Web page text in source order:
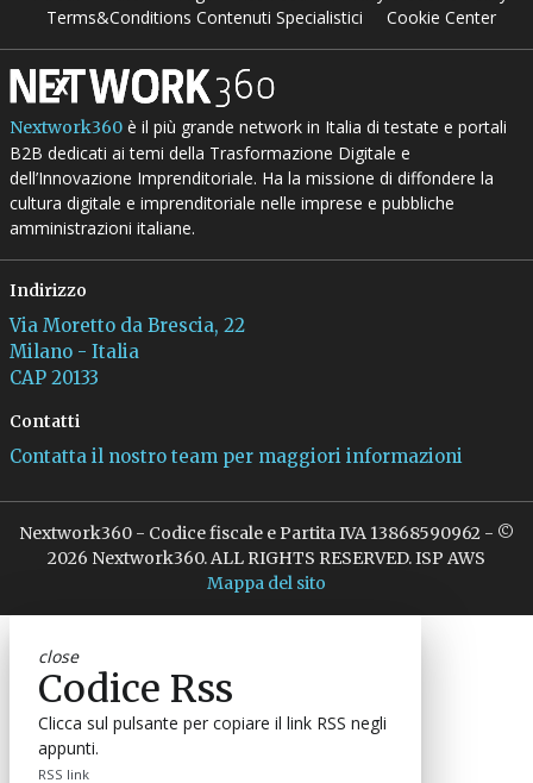
Terms&Conditions Contenuti Specialistici
Cookie Center
Nextwork360è il più grande network in Italia di testate e portali
B2B dedicati ai temi della Trasformazione Digitale e
dell’Innovazione Imprenditoriale. Ha la missione di diffondere la
cultura digitale e imprenditoriale nelle imprese e pubbliche
amministrazioni italiane.
Indirizzo
Via Moretto da Brescia, 22
Milano - Italia
CAP 20133
Contatti
Contatta il nostro team per maggiori informazioni
Nextwork360 - Codice fiscale e Partita IVA 13868590962 - ©
2026 Nextwork360. ALL RIGHTS RESERVED. ISP AWS
Mappa del sito
close
Codice Rss
Clicca sul pulsante per copiare il link RSS negli
appunti.
RSS link